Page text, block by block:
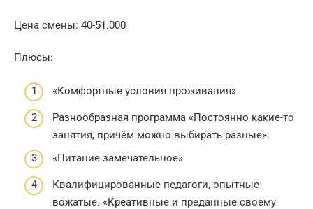
Цена смены: 40-51.000
Плюсы:
«Комфортные условия проживания»
Разнообразная программа «Постоянно какие-то
занятия, причём можно выбирать разные».
«Питание замечательное»
Квалифицированные педагоги, опытные
вожатые. «Креативные и преданные своему